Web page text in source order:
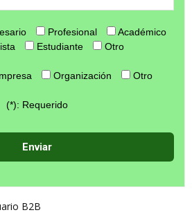
Profesional
Académico
Estudiante Otro
Organización Otro
(*): Requerido